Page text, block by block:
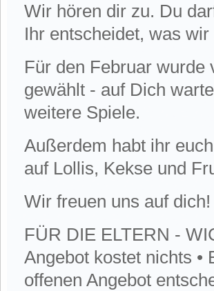
Wir hören dir zu. Du
Ihr entscheidet, was
Für den Februar wurde
gewählt - auf Dich
weitere Spiele.
Außerdem habt ihr
auf Lollis, Kekse und
Wir freuen uns auf dich!
FÜR DIE ELTERN -
Angebot kostet nichts •
offenen Angebot